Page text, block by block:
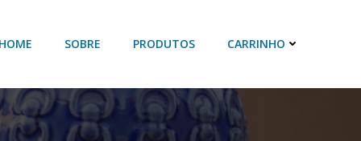
SOBRE PRODUTOS CARRINHO